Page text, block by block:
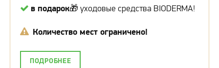
в подарок🎁 уходовые средства BIODERMA!
Количество мест ограничено!
ПОДРОБНЕЕ